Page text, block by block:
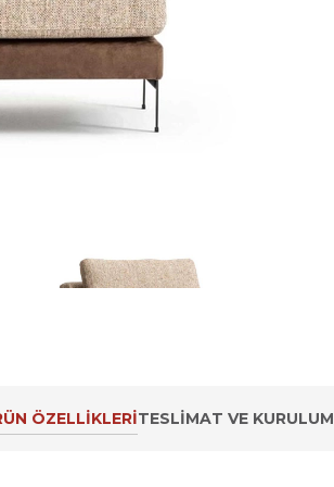
ÖZELLIKLERITESLIMAT VE KURULUM